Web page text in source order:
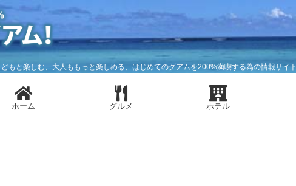
どもと楽しむ、大人ももっと楽しめる、はじめてのグアムを200%満喫する為の情報サイト
ホーム グルメ ホテル